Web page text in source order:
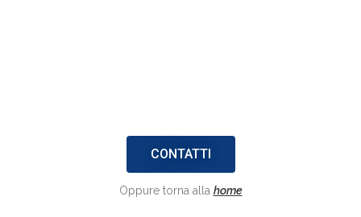
CONTATTI
Oppure torna alla home